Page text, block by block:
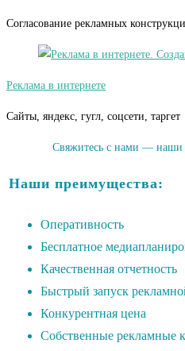
Согласование рекламных
Реклама в интернете
Сайты, яндекс, гугл, соцсети, таргет
Свяжитесь с нами — наши
Наши преимущества:
Оперативность
Бесплатное
Качественная отчетность
Быстрый запуск
Конкурентная цена
Собственные рекламные